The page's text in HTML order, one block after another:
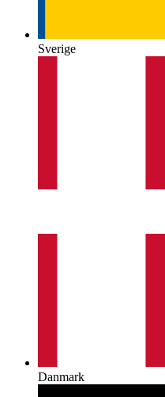
Sverige
Danmark